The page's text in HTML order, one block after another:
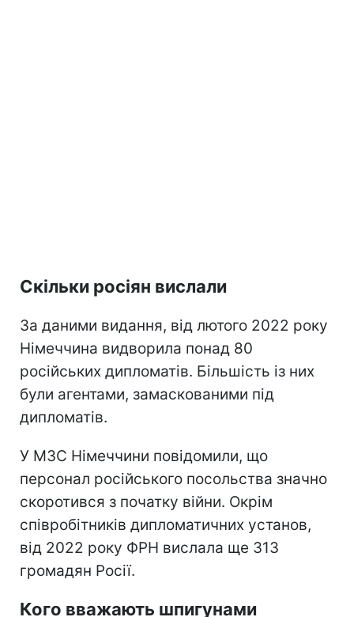
Скільки росіян вислали
За даними видання, від лютого 2022 року
Німеччина видворила понад 80
російських дипломатів. Більшість із них
були агентами, замаскованими під
дипломатів.
У МЗС Німеччини повідомили, що
персонал російського посольства значно
скоротився з початку війни. Окрім
співробітників дипломатичних установ,
від 2022 року ФРН вислала ще 313
громадян Росії.
Кого вважають шпигунами